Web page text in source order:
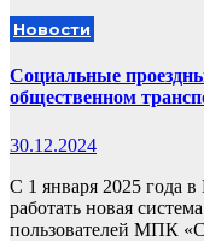
Новости
Социальные
общественном
30.12.2024
С 1 января 2025 года
работать новая
пользователей МПК